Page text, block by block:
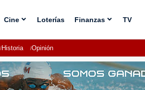
Cine Loterías Finanzas TV
Historia Opinión